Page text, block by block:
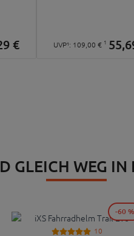
€ UVP¹: 109,00 € 1 55,
GLEICH WEG IN
10
-60 %